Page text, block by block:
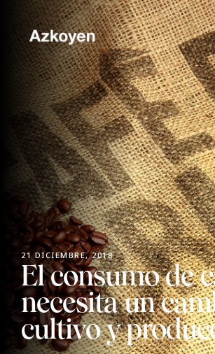
21 DICIEMBRE, 2018
El consumo de
necesita un
cultivo y